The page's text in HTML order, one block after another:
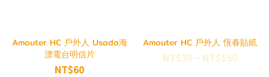
Amouter HC 戶外人 Usado海
漂電台明信片
NT$60
Amouter HC 戶外人 恆春貼紙
NT$30 ~ NT$150